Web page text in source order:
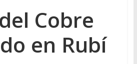
Cobre
en Rubí